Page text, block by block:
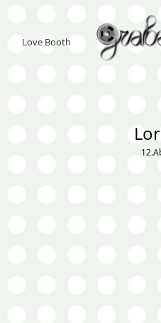
Love Booth